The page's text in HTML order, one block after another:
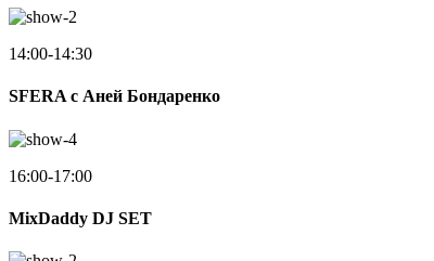
14:00-14:30
SFERA с Аней Бондаренко
16:00-17:00
MixDaddy DJ SET